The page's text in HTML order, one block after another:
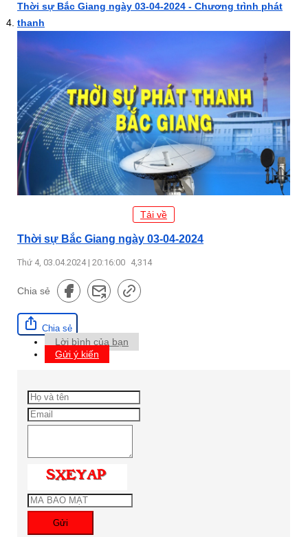
Thời sự Bắc Giang ngày 03-04-2024 - Chương trình phát
thanh
Tải về
Thời sự Bắc Giang ngày 03-04-2024
Thứ 4, 03.04.2024 | 20:16:00 4,314
Chia sẻ
Chia sẻ
Lời bình của bạn
Gửi ý kiến
Gửi